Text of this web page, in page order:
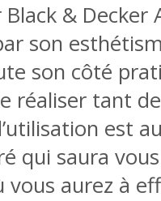
Black &
son
son côté
réaliser tant
est
qui saura
vous aurez à